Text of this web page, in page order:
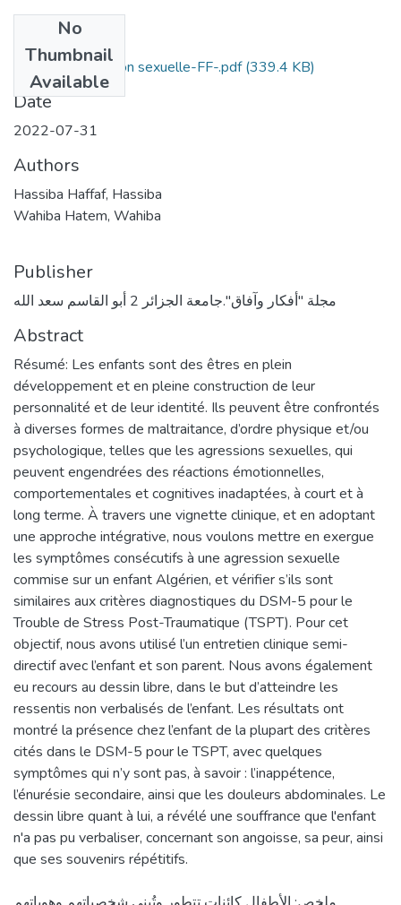
No
Thumbnail
Available
Enfant et agression sexuelle-FF-.pdf(339.4 KB)
Date
2022-07-31
Authors
Hassiba Haffaf, Hassiba
Wahiba Hatem, Wahiba
Publisher
مجلة "أفكار وآفاق".جامعة الجزائر 2 أبو القاسم سعد الله
Abstract
Résumé: Les enfants sont des êtres en plein
développement et en pleine construction de leur
personnalité et de leur identité. Ils peuvent être confrontés
à diverses formes de maltraitance, d’ordre physique et/ou
psychologique, telles que les agressions sexuelles, qui
peuvent engendrées des réactions émotionnelles,
comportementales et cognitives inadaptées, à court et à
long terme. À travers une vignette clinique, et en adoptant
une approche intégrative, nous voulons mettre en exergue
les symptômes consécutifs à une agression sexuelle
commise sur un enfant Algérien, et vérifier s’ils sont
similaires aux critères diagnostiques du DSM-5 pour le
Trouble de Stress Post-Traumatique (TSPT). Pour cet
objectif, nous avons utilisé l’un entretien clinique semi-
directif avec l’enfant et son parent. Nous avons également
eu recours au dessin libre, dans le but d’atteindre les
ressentis non verbalisés de l’enfant. Les résultats ont
montré la présence chez l’enfant de la plupart des critères
cités dans le DSM-5 pour le TSPT, avec quelques
symptômes qui n’y sont pas, à savoir : l’inappétence,
l’énurésie secondaire, ainsi que les douleurs abdominales. Le
dessin libre quant à lui, a révélé une souffrance que l'enfant
n'a pas pu verbaliser, concernant son angoisse, sa peur, ainsi
que ses souvenirs répétitifs.